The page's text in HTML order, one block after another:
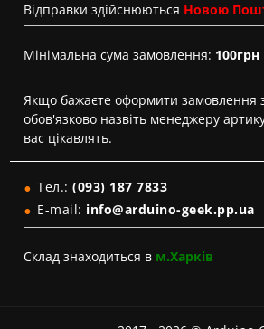
Вiдправки здійснюються Новою
Мінімальна сума замовлення: 100грн
Якщо бажаєте оформити замовлення
обов'язково назвіть менеджеру
вас цікавлять.
Тел.: (093) 187 7833
E-mail: info@arduino-geek.pp.ua
Склад знаходиться в м.Харків